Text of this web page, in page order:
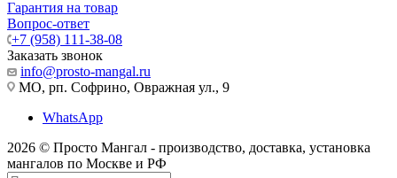
Гарантия на товар
Вопрос-ответ
+7 (958) 111-38-08
Заказать звонок
info@prosto-mangal.ru
МО, рп. Софрино, Овражная ул., 9
WhatsApp
2026 © Просто Мангал - производство, доставка, установка
мангалов по Москве и РФ